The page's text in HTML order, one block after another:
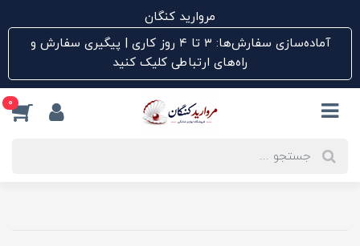
مروارید کنگان
آماده‌سازی سفارش‌ها: ۳ تا ۴ روز کاری | پیگیری سفارش و
راه‌های ارتباطی کلیک کنید
0